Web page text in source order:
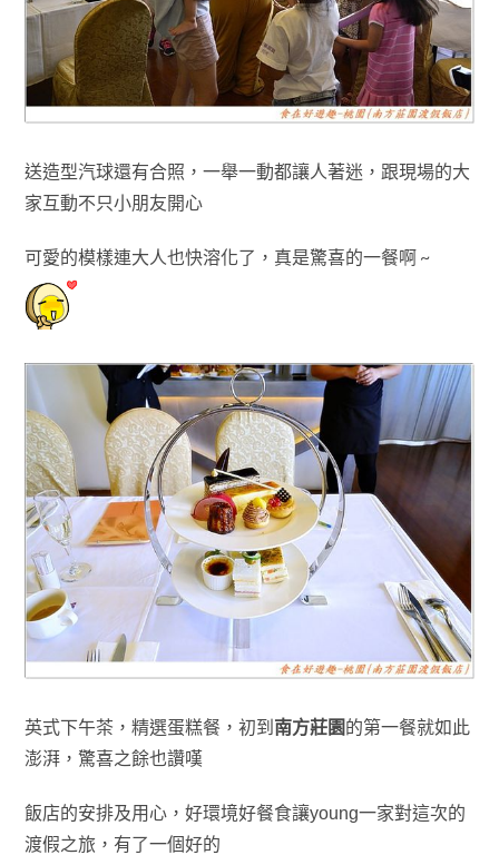
送造型汽球還有合照，一舉一動都讓人著迷 ， 跟現場的大
家互動不只小朋友開心
可愛的模樣連大人也快溶化了 ，真是驚喜的一餐啊 ~
英式下午茶 ，精選蛋糕餐 ，初到 南方莊園的第一餐就如此
澎湃，驚喜之餘也讚嘆
飯店的安排及用心，好環境好餐食讓young一家對這次的
渡假之旅，有了一個好的